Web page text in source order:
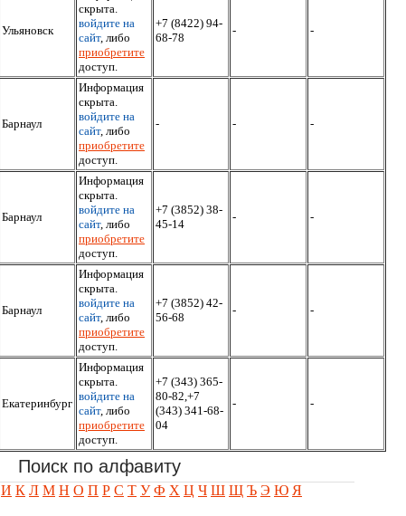
Ульяновск
скрыта.
войдите на
сайт, либо
приобретите
доступ.
+7 (8422) 94-
68-78
- -
Барнаул
Информация
скрыта.
войдите на
сайт, либо
приобретите
доступ.
- - -
Барнаул
Информация
скрыта.
войдите на
сайт, либо
приобретите
доступ.
+7 (3852) 38-
45-14
- -
Барнаул
Информация
скрыта.
войдите на
сайт, либо
приобретите
доступ.
+7 (3852) 42-
56-68
- -
Екатеринбург
Информация
скрыта.
войдите на
сайт, либо
приобретите
доступ.
+7 (343) 365-
80-82,+7
(343) 341-68-
04
- -
Поиск по алфавиту
И К Л М Н О П Р С Т У Ф Х Ц Ч Ш Щ Ъ Э Ю Я